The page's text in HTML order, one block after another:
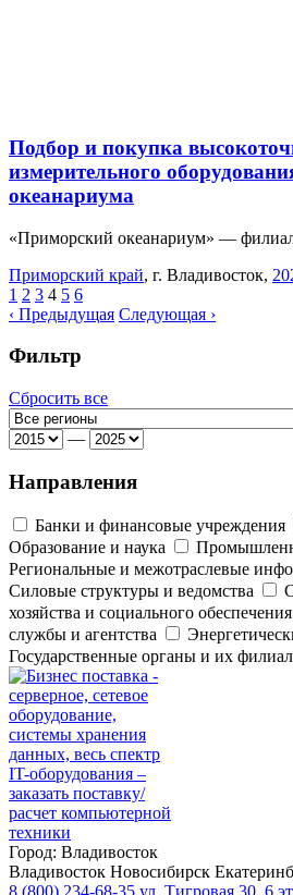
Подбор и покупка
измерительного
океанариума
«Приморский океанариум» —
Приморский край, г. Владивосток,
1 2 3 4 5 6
‹ Предыдущая Следующая ›
Фильтр
Сбросить все
—
Направления
Банки и финансовые учреждения
Образование и наука
Региональные и межотраслевые
Силовые структуры и ведомства
хозяйства и социального обеспечения
службы и агентства
Государственные органы и их
Город: Владивосток
Владивосток Новосибирск